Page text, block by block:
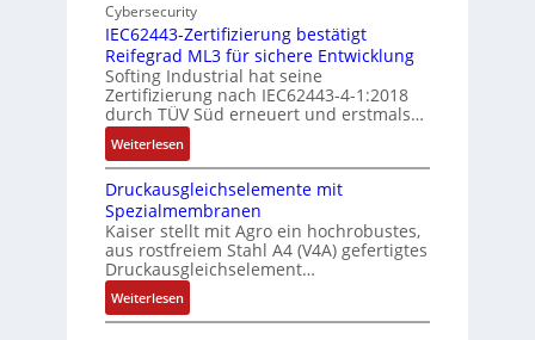
g
e
d
u
t
r
i
e
-
P
C
l
ä
s
s
b
i
f
u
n
k
m
o
d
u
l
e
b
r
Cybersecurity
IEC62443-Zertifizierung bestätigt
Reifegrad ML3 für sichere Entwicklung
Softing Industrial hat seine
Zertifizierung nach IEC62443-4-1:2018
durch TÜV Süd erneuert und erstmals…
Weiterlesen:
I
E
C
6
2
4
4
3
Druckausgleichselemente mit
Spezialmembranen
Kaiser stellt mit Agro ein hochrobustes,
aus rostfreiem Stahl A4 (V4A) gefertigtes
Druckausgleichselement…
Weiterlesen:
D